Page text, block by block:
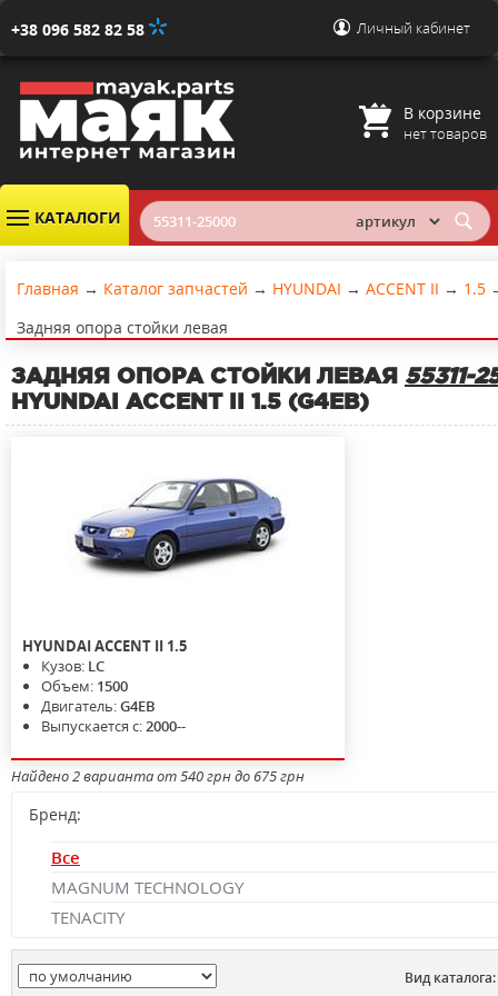
+38 096 582 82 58 Личный кабинет
В корзине
нет товаров
КАТАЛОГИ
Главная → Каталог запчастей → HYUNDAI → ACCENT II → 1.5
Задняя опора стойки левая
ЗАДНЯЯ ОПОРА СТОЙКИ ЛЕВАЯ 55311-
HYUNDAI ACCENT II 1.5 (G4EB)
HYUNDAIACCENT II 1.5
Кузов: LC
Объем: 1500
Двигатель:G4EB
Выпускается с:2000--
Найдено 2 варианта от 540 грн до 675 грн
Бренд:
Все
MAGNUM TECHNOLOGY
TENACITY
Вид каталога: